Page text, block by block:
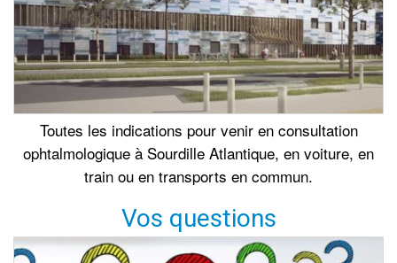
Toutes les indications pour venir en consultation
ophtalmologique à Sourdille Atlantique, en voiture, en
train ou en transports en commun.
Vos questions